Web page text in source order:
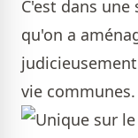
C'est dans
qu'on a
vie communes.